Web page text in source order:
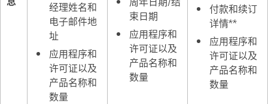
经理姓名和
电子邮件地
址
应用程序和
许可证以及
产品名称和
数量
束日期
应用程序和
许可证以及
产品名称和
数量
付款和续订
详情**
应用程序和
许可证以及
产品名称和
数量